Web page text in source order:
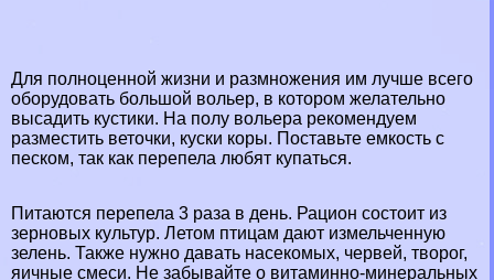
Для полноценной жизни и размножения им лучше всего
оборудовать большой вольер, в котором желательно
высадить кустики. На полу вольера рекомендуем
разместить веточки, куски коры. Поставьте емкость с
песком, так как перепела любят купаться.
Питаются перепела 3 раза в день. Рацион состоит из
зерновых культур. Летом птицам дают измельченную
зелень. Также нужно давать насекомых, червей, творог,
яичные смеси. Не забывайте о витаминно-минеральных